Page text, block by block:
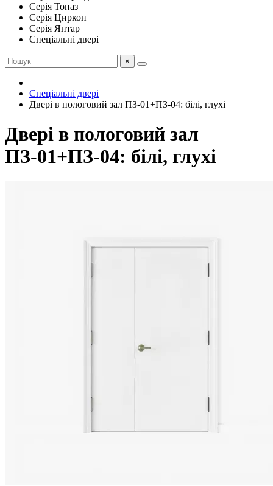
Серія Топаз
Серія Циркон
Серія Янтар
Спеціальні двері
×
Спеціальні двері
Двері в пологовий зал ПЗ-01+ПЗ-04: білі, глухі
Двері в пологовий зал
ПЗ-01+ПЗ-04: білі, глухі